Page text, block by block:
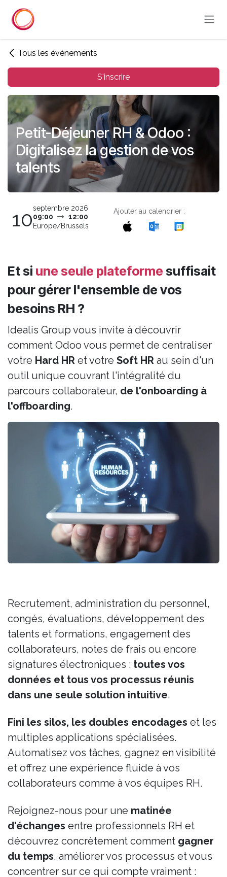
Tous les événements
S'inscrire
Petit-Déjeuner RH & Odoo :
Digitalisez la gestion de vos
talents
10septembre 2026
09:00
12:00
Europe/Brussels
Ajouter au calendrier :
Et si une seule plateforme suffisait
pour gérer l'ensemble de vos
besoins RH ?
Idealis Group vous invite à découvrir
comment Odoo vous permet de centraliser
votre Hard HR et votre Soft HR au sein d'un
outil unique couvrant l'intégralité du
parcours collaborateur, de l'onboarding à
l'offboarding.
Recrutement, administration du personnel,
congés, évaluations, développement des
talents et formations, engagement des
collaborateurs, notes de frais ou encore
signatures électroniques : toutes vos
données et tous vos processus réunis
dans une seule solution intuitive.
Fini les silos, les doubles encodages et les
multiples applications spécialisées.
Automatisez vos tâches, gagnez en visibilité
et offrez une expérience fluide à vos
collaborateurs comme à vos équipes RH.
Rejoignez-nous pour une matinée
d'échanges entre professionnels RH et
découvrez concrètement comment gagner
du temps, améliorer vos processus et vous
concentrer sur ce qui compte vraiment :